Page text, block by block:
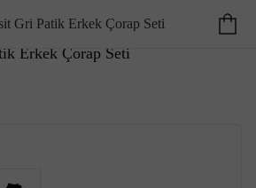
Erkek Çorap Seti
Gri Patik Erkek Çorap Seti